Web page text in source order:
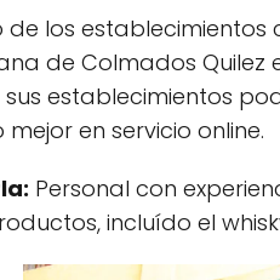
de los establecimientos
de Colmados Quilez
sus establecimientos
mejor en servicio online.
Personal con
incluído el